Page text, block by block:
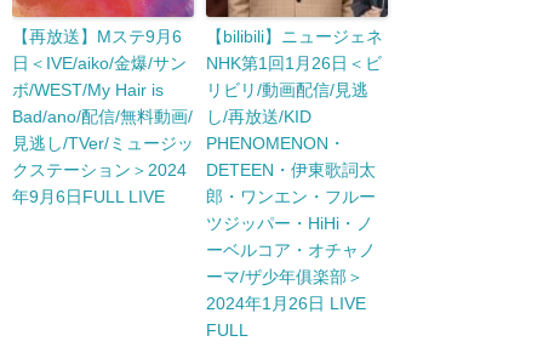
【再放送】Mステ9月6
日＜IVE/aiko/金爆/サン
ボ/WEST/My Hair is
Bad/ano/配信/無料動画/
見逃し/TVer/ミュージッ
クステーション＞2024
年9月6日FULL LIVE
【bilibili】ニュージェネ
NHK第1回1月26日＜ビ
リビリ/動画配信/見逃
し/再放送/KID
PHENOMENON・
DETEEN・伊東歌詞太
郎・ワンエン・フルー
ツジッパー・HiHi・ノ
ーベルコア・オチャノ
ーマ/ザ少年俱楽部＞
2024年1月26日 LIVE
FULL